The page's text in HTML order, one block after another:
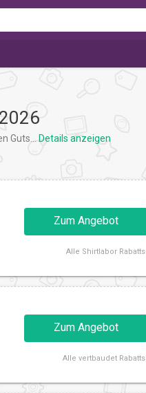
Guts Details anzeigen
Zum Angebot
Alle Shirtlabor Rabatts
Zum Angebot
Allevertbaudet Rabatts